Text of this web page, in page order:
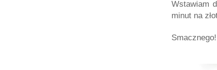
Wstawiam
minut na